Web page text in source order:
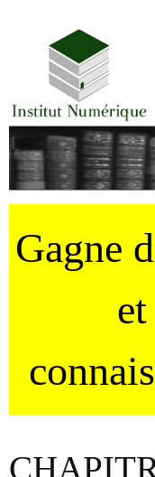
Gagne